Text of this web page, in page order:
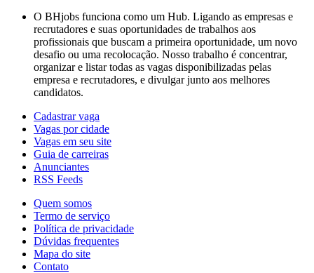
O BHjobs funciona como um Hub. Ligando as empresas e
recrutadores e suas oportunidades de trabalhos aos
profissionais que buscam a primeira oportunidade, um novo
desafio ou uma recolocação. Nosso trabalho é concentrar,
organizar e listar todas as vagas disponibilizadas pelas
empresa e recrutadores, e divulgar junto aos melhores
candidatos.
Cadastrar vaga
Vagas por cidade
Vagas em seu site
Guia de carreiras
Anunciantes
RSS Feeds
Quem somos
Termo de serviço
Política de privacidade
Dúvidas frequentes
Mapa do site
Contato